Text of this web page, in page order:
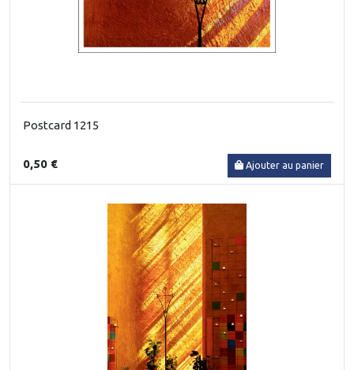
Postcard 1215
0,50 € Ajouter au panier